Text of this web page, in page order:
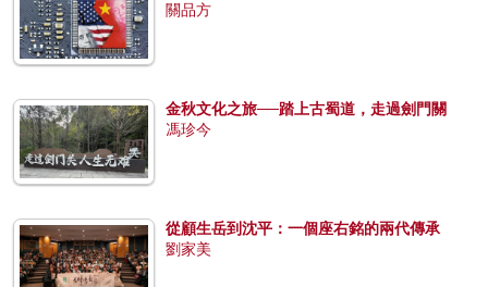
關品方
金秋文化之旅──踏上古蜀道，走過劍門關
馮珍今
從顧生岳到沈平：一個座右銘的兩代傳承
劉家美